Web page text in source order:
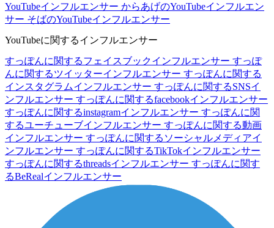
YouTubeインフルエンサー からあげのYouTubeインフルエン
サー そばのYouTubeインフルエンサー
YouTubeに関するインフルエンサー
すっぽんに関するフェイスブックインフルエンサー すっぽ
んに関するツイッターインフルエンサー すっぽんに関する
インスタグラムインフルエンサー すっぽんに関するSNSイ
ンフルエンサー すっぽんに関するfacebookインフルエンサー
すっぽんに関するinstagramインフルエンサー すっぽんに関
するユーチューブインフルエンサー すっぽんに関する動画
インフルエンサー すっぽんに関するソーシャルメディアイ
ンフルエンサー すっぽんに関するTikTokインフルエンサー
すっぽんに関するthreadsインフルエンサー すっぽんに関す
るBeRealインフルエンサー